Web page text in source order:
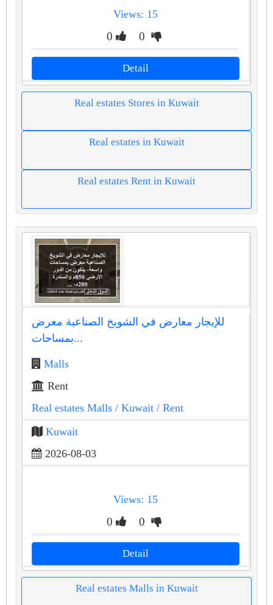
Views: 15
0 0
Detail
Real estates Stores in Kuwait
Real estates in Kuwait
Real estates Rent in Kuwait
للإيجار معارض في الشويخ الصناعية معرض
بمساحات...
Malls
Rent
Real estates Malls / Kuwait / Rent
Kuwait
2026-08-03
Views: 15
0 0
Detail
Real estates Malls in Kuwait